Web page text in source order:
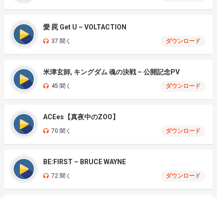
愛 罠 Get U – VOLTACTION
37 聞く ダウンロード
米津玄師, キングダム 魂の決戦 – 公開記念PV
45 聞く ダウンロード
ACEes【真夜中のZOO】
70 聞く ダウンロード
BE:FIRST – BRUCE WAYNE
72 聞く ダウンロード